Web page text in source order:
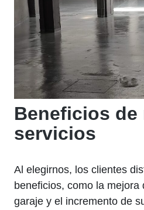
Beneficios de
servicios
Al elegirnos, los clientes
beneficios, como la mejora
garaje y el incremento de